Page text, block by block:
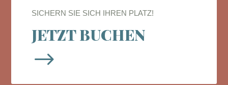
SICHERN SIE SICH IHREN PLATZ!
JETZT BUCHEN
$